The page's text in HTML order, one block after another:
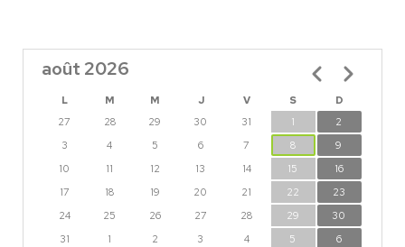
août 2026
L M M J V S
D
27
28 29 30 31 1
2
3
4 5 6 7 8
9
10
11 12 13 14 15
16
17
18 19 20 21 22
23
24
25 26 27 28 29
30
31
1 2 3 4 5 6
Pagination